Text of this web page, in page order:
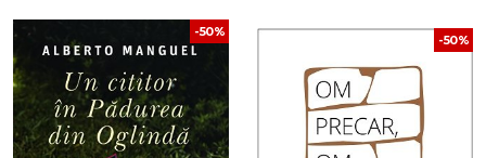
-50%
-50%